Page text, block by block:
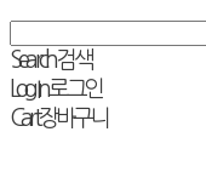
Search검색
Log In로그인
Cart장바구니